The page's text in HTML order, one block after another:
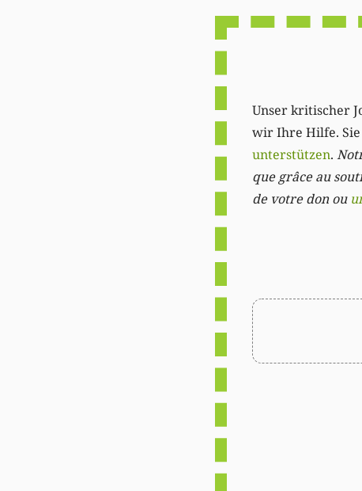
Unser kritischer
wir Ihre Hilfe.
unterstützen.
que grâce au
de votre don ou